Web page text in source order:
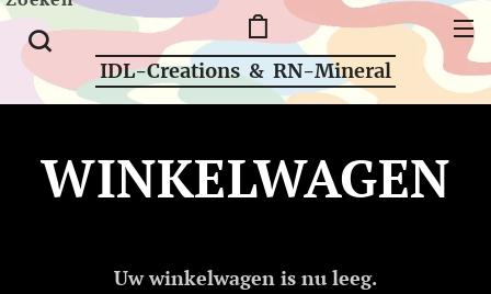
IDL-Creations & RN-Mineral
WINKELWAGEN
Uw winkelwagen is nu leeg.